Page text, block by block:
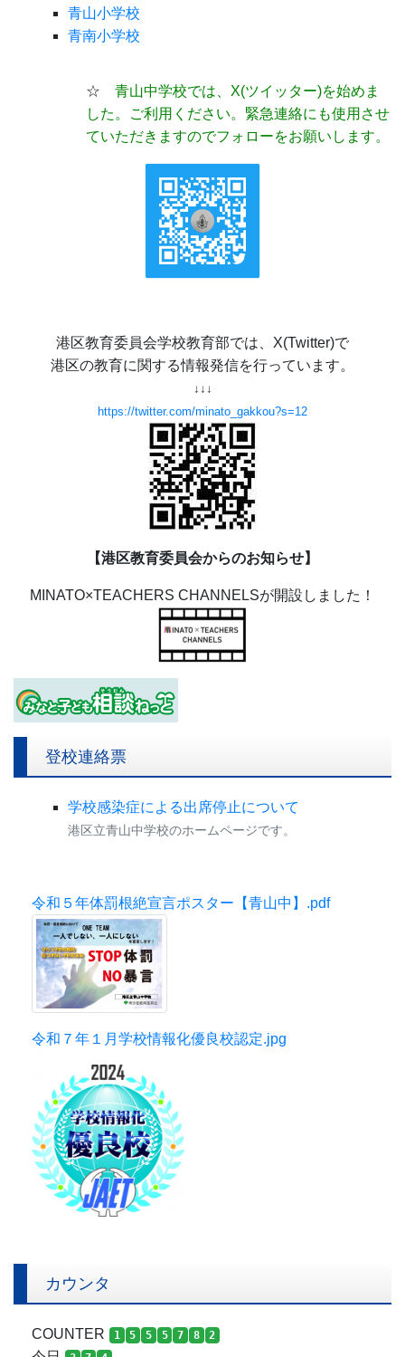
青山小学校
青南小学校
☆ 青山中学校では、X(ツイッター)を始めま
した。ご利用ください。緊急連絡にも使用させ
ていただきますのでフォローをお願いします。
港区教育委員会学校教育部では、X(Twitter)で
港区の教育に関する情報発信を行っています。
↓↓↓
https://twitter.com/minato_gakkou?s=12
【港区教育委員会からのお知らせ】
MINATO×TEACHERS CHANNELSが開設しました！
登校連絡票
学校感染症による出席停止について
港区立青山中学校のホームページです。
令和５年体罰根絶宣言ポスター【青山中】.pdf
令和７年１月学校情報化優良校認定.jpg
カウンタ
COUNTER 1 5 5 5 7 8 2